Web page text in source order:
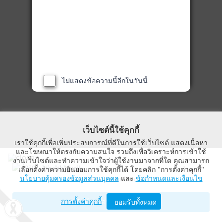
WealthMagik
Wealth Management System Limited
เปิดด้วยแอป WealthMagik
ไม่แสดงข้อความนี้อีกในวันนี้
เว็บไซต์นี้ใช้คุกกี้
เราใช้คุกกี้เพื่อเพิ่มประสบการณ์ที่ดีในการใช้เว็บไซต์ แสดงเนื้อหา
และโฆษณาให้ตรงกับความสนใจ รวมถึงเพื่อวิเคราะห์การเข้าใช้
งานเว็บไซต์และทำความเข้าใจว่าผู้ใช้งานมาจากที่ใด คุณสามารถ
เลือกตั้งค่าความยินยอมการใช้คุกกี้ได้ โดยคลิก "การตั้งค่าคุกกี้"
นโยบายคุ้มครองข้อมูลส่วนบุคคล และ ข้อกำหนดและเงื่อนไข
การตั้งค่าคุกกี้ ยอมรับทั้งหมด